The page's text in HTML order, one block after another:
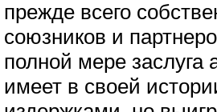
прежде всего
союзников и
полной мере заслуга
имеет в своей